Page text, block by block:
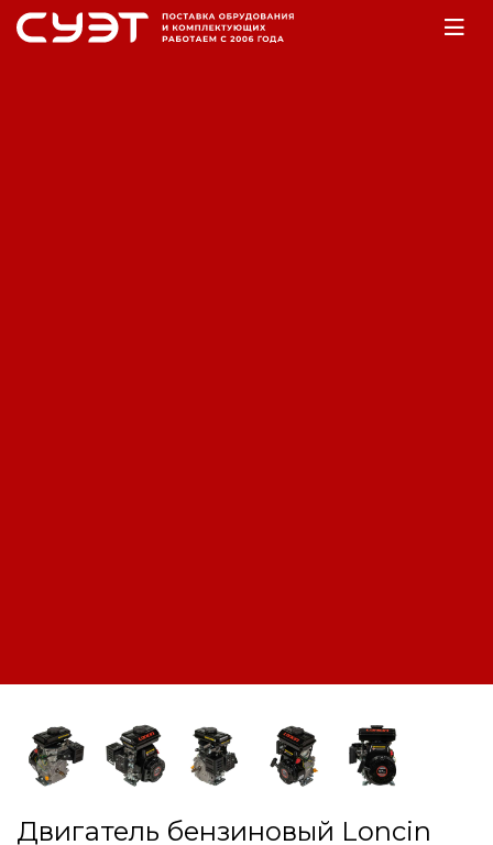
Двигатель бензиновый Loncin